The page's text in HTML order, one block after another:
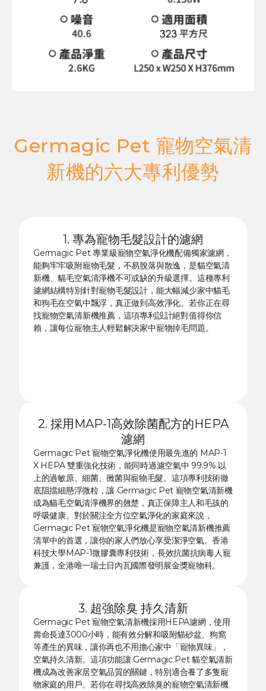
Germagic Pet 寵物空氣清
新機的六大專利優勢
1. 專為寵物毛髮設計的濾網
Germagic Pet 專業級寵物空氣淨化機配備獨家濾網，
能夠牢牢吸附寵物毛髮，不易脫落與散逸，是貓空氣清
新機、貓毛空氣清淨機不可或缺的升級選擇。這種專利
濾網結構特別針對寵物毛髮設計，能大幅減少家中貓毛
和狗毛在空氣中飄浮，真正做到高效淨化。若你正在尋
找寵物空氣清新機推薦，這項專利設計絕對值得你信
賴，讓每位寵物主人輕鬆解決家中寵物掉毛問題。
2. 採用MAP-1高效除菌配方的HEPA
濾網
Germagic Pet 寵物空氣淨化機使用最先進的 MAP-1
X HEPA 雙重強化技術，能同時過濾空氣中 99.9% 以
上的過敏原、細菌、黴菌與寵物毛髮。這項專利技術徹
底阻擋細懸浮微粒，讓 Germagic Pet 寵物空氣清新機
成為貓毛空氣清淨機界的翹楚，真正保障主人和毛孩的
呼吸健康。對於關注全方位空氣淨化的家庭來說，
Germagic Pet 寵物空氣淨化機是寵物空氣清新機推薦
清單中的首選，讓你的家人們放心享受潔淨空氣。香港
科技大學MAP-1微膠囊專利技術，長效抗菌抗病毒人寵
兼護，全港唯一瑞士日內瓦國際發明展金獎寵物科。
3. 超強除臭 持久清新
Germagic Pet 寵物空氣清新機採用HEPA濾網，使用
壽命長達3000小時，能有效分解和吸附貓砂盆、狗窩
等產生的異味，讓你再也不用擔心家中「寵物異味」，
空氣持久清新。這項功能讓 Germagic Pet 貓空氣清新
機成為改善家居空氣品質的關鍵，特別適合養了多隻寵
物家庭的用戶。若你在尋找高效除臭的寵物空氣清新機